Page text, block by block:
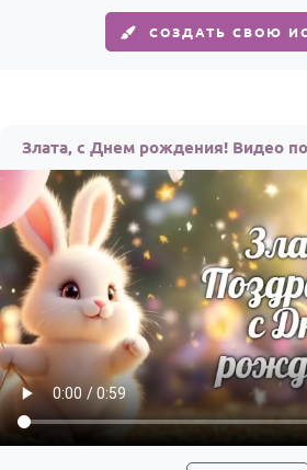
Женщине
Мужчине
Детям
Все родственники
ПЕРСОНАЛЬНЫЕ
Пожелания
По именам
По годам
СОЗДАТЬ СВОЮ
Злата, с Днем рождения! Видео